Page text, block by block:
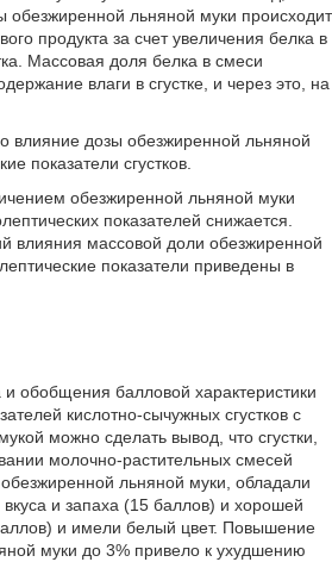
обезжиренной льняной муки происходит
продукта за счет увеличения белка в
Массовая доля белка в смеси
влаги в сгустке, и через это, на
влияние дозы обезжиренной льняной
показатели сгустков.
обезжиренной льняной муки
показателей снижается.
влияния массовой доли обезжиренной
показатели приведены в
и обобщения балловой характеристики
кислотно-сычужных сгустков с
можно сделать вывод, что сгустки,
молочно-растительных смесей
льняной муки, обладали
и запаха (15 баллов) и хорошей
и имели белый цвет. Повышение
муки до 3% привело к ухудшению